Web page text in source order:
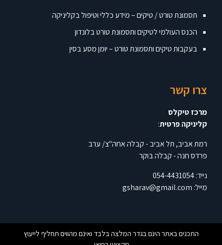
תסמונת טורט / טיקים – מידע כללי וטיפול בקליניקה
הכנס העולמי לטיקים ותסמונת טורט בלונדון
בעקבות טיקים ותסמונת טורט – יומן מסע בסין
צרו קשר
מרכז טיקלס
קליניקה פרטית:
רמת אביב, תל אביב - קבלה אחה"צ/ ערב
פרדס חנה - קבלה בוקר
נייד:054-4431054
מייל: gsharav@gmail.com
התכנים באתר הינם בגדר המלצה בלבד ואינם מהווים תחליף לייעוץ